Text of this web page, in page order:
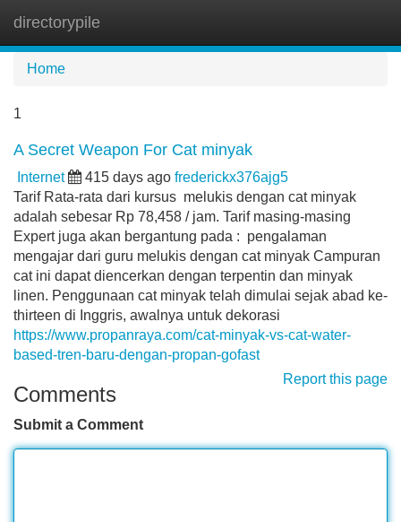
directorypile
Home
1
A Secret Weapon For Cat minyak
Internet 415 days ago frederickx376ajg5
Tarif Rata-rata dari kursus melukis dengan cat minyak
adalah sebesar Rp 78,458 / jam. Tarif masing-masing
Expert juga akan bergantung pada : pengalaman
mengajar dari guru melukis dengan cat minyak Campuran
cat ini dapat diencerkan dengan terpentin dan minyak
linen. Penggunaan cat minyak telah dimulai sejak abad ke-
thirteen di Inggris, awalnya untuk dekorasi
https://www.propanraya.com/cat-minyak-vs-cat-water-
based-tren-baru-dengan-propan-gofast
Report this page
Comments
Submit a Comment